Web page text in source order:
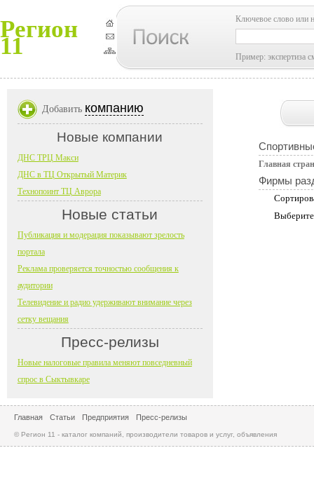
Регион
11
Ключевое слово или
Пример: экспертиза
Главная
Фирмы
Добавить компанию
Новые компании
ДНС ТРЦ Макси
ДНС в ТЦ Открытый Материк
Технопоинт ТЦ Аврора
Новые статьи
Публикация и модерация показывают зрелость
портала
Реклама проверяется точностью сообщения к
аудитории
Телевидение и радио удерживают внимание через
сетку вещания
Пресс-релизы
Новые налоговые правила меняют повседневный
спрос в Сыктывкаре
Главная Статьи Предприятия Пресс-релизы
© Регион 11 - каталог компаний, производители товаров и услуг, объявления